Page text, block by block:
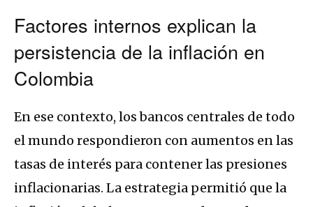
Factores internos explican la
persistencia de la inflación en
Colombia
En ese contexto, los bancos centrales de todo
el mundo respondieron con aumentos en las
tasas de interés para contener las presiones
inflacionarias. La estrategia permitió que la